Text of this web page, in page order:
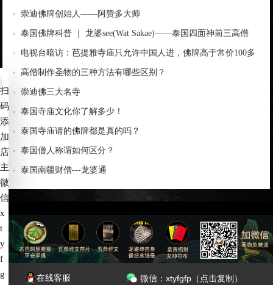
崇迪佛牌创始人——阿赞多大师
泰国佛牌科普 ｜ 龙婆see(Wat Sakae)——泰国四面神前三高僧
电视台暗访：芭提雅寺庙只允许中国人进，佛牌高于常价100多
倍！
高僧制作圣物的三种方法有哪些区别？
崇迪佛三大名寺
泰国寺庙文化你了解多少！
泰国寺庙请的佛牌都是真的吗？
泰国僧人称谓如何区分？
泰国南疆财僧---龙婆通
备案号：赣ICP备2022006539号-4
7*24小时服务热线：
扫
码
添
加
店
主
微
信
x
t
y
f
g
在线客服 微信：xtyfgfp（点击复制）